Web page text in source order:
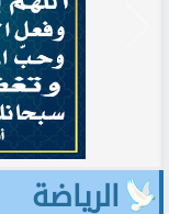
الرياضة